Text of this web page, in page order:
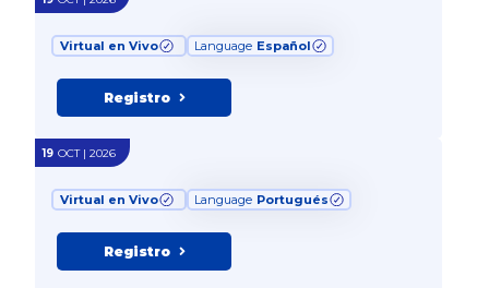
Virtual en Vivo Language Español
Registro
19 OCT | 2026
Virtual en Vivo Language Portugués
Registro